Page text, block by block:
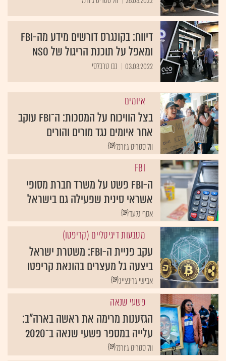
דיווח: בקונגרס דורשים מידע מה-FBI
ומאפל על תוכנת הריגול של NSO
03.03.2022 נבו טרבלסי
איומים
בצל הוויכוח על המסכות: ה־FBI עוקב
אחר איומים נגד מורים והורים
{19}וול סטריט ג'ורנל
FBI
ה-FBI פשט על משרד חברת מסופי
אשראי סינית שפעילה גם בישראל
{19}אסף גלעד
מטבעות דיגיטליים (קריפטו)
עקב פניית ה-FBI: משטרת ישראל
ביצעה גל מעצרים בהונאת קריפטו
{19}אבישי גרינצייג
פשעי שנאה
הגזענות מרימה את ראשה בארה"ב:
עלייה במספר פשעי שנאה ב־2020
{19}וול סטריט ג'ורנל